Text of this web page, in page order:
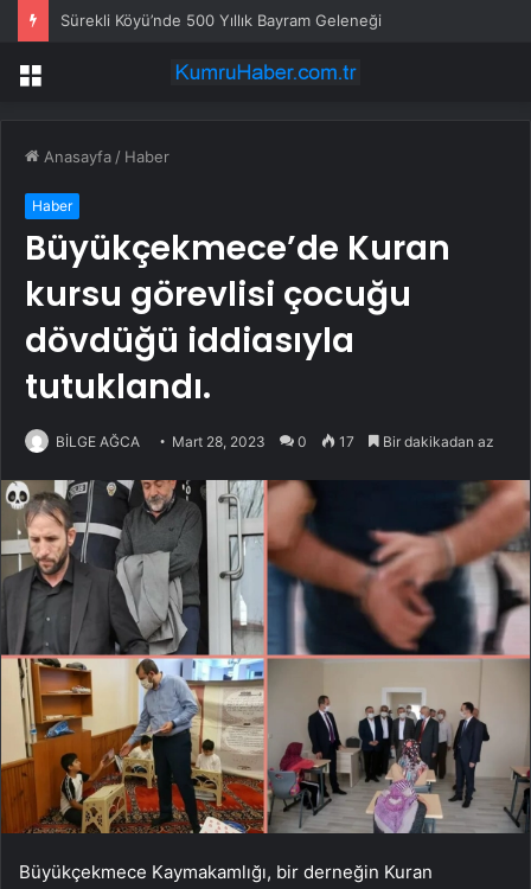
Sürekli Köyü’nde 500 Yıllık Bayram Geleneği
Menü
Anasayfa / Haber
Haber
Büyükçekmece’de Kuran
kursu görevlisi çocuğu
dövdüğü iddiasıyla
tutuklandı.
BİLGE AĞCA Mart 28, 2023 0 17 Bir dakikadan az
Büyükçekmece Kaymakamlığı, bir derneğin Kuran